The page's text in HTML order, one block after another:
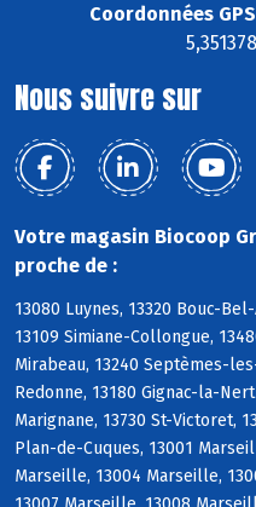
Coordonnées
Nous suivre sur
Votre magasin Biocoop
proche de :
13080 Luynes, 13320 Bouc-
13109 Simiane-Collongue,
Mirabeau, 13240 Septèmes-
Redonne, 13180 Gignac-la-
Marignane, 13730 St-Victoret,
Plan-de-Cuques, 13001
Marseille, 13004 Marseille,